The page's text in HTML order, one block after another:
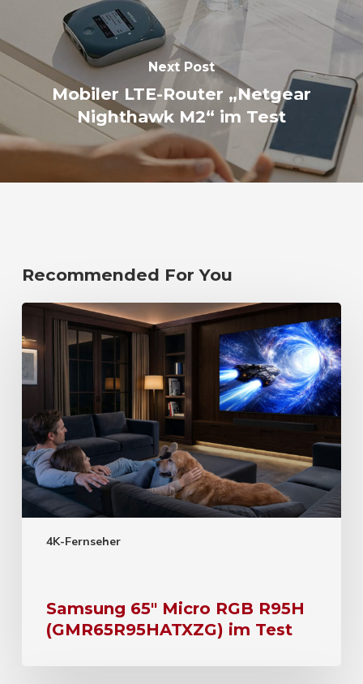
Next Post
Mobiler LTE-Router „Netgear
Nighthawk M2“ im Test
Recommended For You
4K-Fernseher
Samsung 65″ Micro RGB R95H
(GMR65R95HATXZG) im Test